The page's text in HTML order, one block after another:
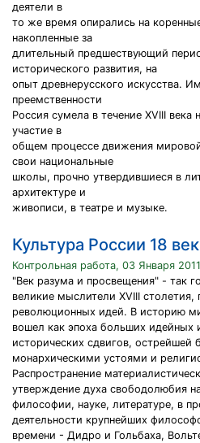
деятели в
то же время опирались на
накопленные за
длительный предшествующий
исторического развития, на
опыт древнерусского искусства.
преемственности
Россия сумела в течение XVIII века
участие в
общем процессе движения
свои национальные
школы, прочно утвердившиеся в
архитектуре и
живописи, в театре и музыке.
Культура России 18
Контрольная работа, 03 Января 2011
"Век разума и просвещения" - так
великие мыслители XVIII столетия,
революционных идей. В историю
вошел как эпоха больших идейных
исторических сдвигов, острейшей
монархическими устоями и
Распространение
утверждение духа свободолюбия
философии, науке, литературе, в
деятельности крупнейших
времени - Дидро и Гольбаха,